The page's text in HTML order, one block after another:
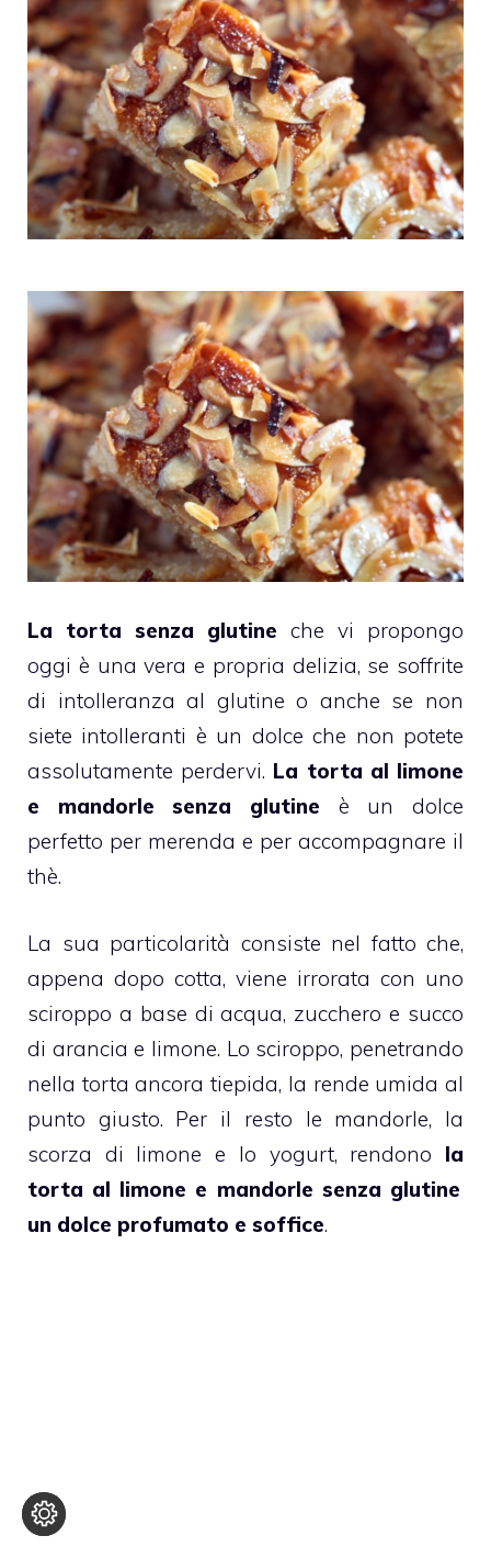
La torta senza glutine che vi propongo
oggi è una vera e propria delizia, se soffrite
di intolleranza al glutine o anche se non
siete intolleranti è un dolce che non potete
assolutamente perdervi. La torta al limone
e mandorlesenza glutine è un dolce
perfetto per merenda e per accompagnare il
thè.
La sua particolarità consiste nel fatto che,
appena dopo cotta, viene irrorata con uno
sciroppo a base di acqua, zucchero e succo
di arancia e limone. Lo sciroppo, penetrando
nella torta ancora tiepida, la rende umida al
punto giusto. Per il resto le mandorle, la
scorza di limone e lo yogurt, rendono la
torta al limone e mandorle senza glutine
un dolce profumato e soffice.